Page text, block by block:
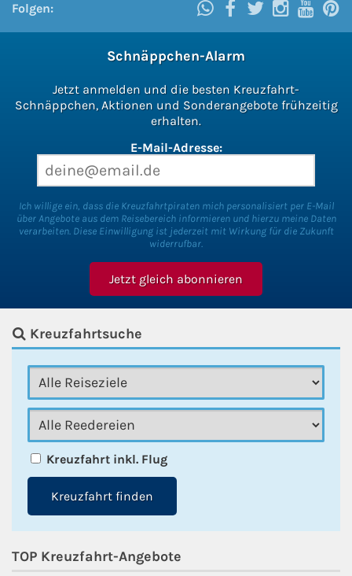
Folgen:
Schnäppchen-Alarm
Jetzt anmelden und die besten Kreuzfahrt-
Schnäppchen, Aktionen und Sonderangebote frühzeitig
erhalten.
E-Mail-Adresse:
Ich willige ein, dass die Kreuzfahrtpiraten mich personalisiert per E-Mail
über Angebote aus dem Reisebereich informieren und hierzu meine Daten
verarbeiten. Diese Einwilligung ist jederzeit mit Wirkung für die Zukunft
widerrufbar.
Kreuzfahrtsuche
Kreuzfahrt inkl. Flug
Kreuzfahrt finden
TOP Kreuzfahrt-Angebote